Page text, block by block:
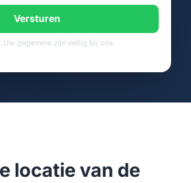
Versturen
Uw gegevens zijn veilig bij ons.
locatie van de